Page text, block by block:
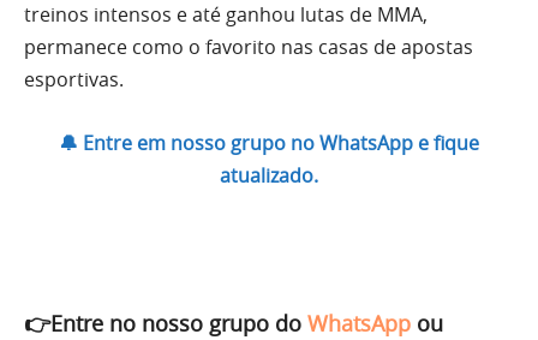
treinos intensos e até ganhou lutas de MMA,
permanece como o favorito nas casas de apostas
esportivas.
🔔 Entre em nosso grupo no WhatsApp e fique
atualizado.
👉Entre no nosso grupo do WhatsApp ou